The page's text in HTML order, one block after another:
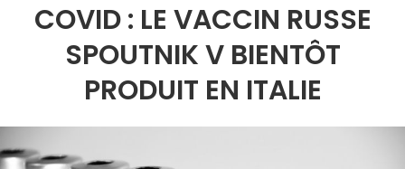
COVID : LE VACCIN RUSSE
SPOUTNIK V BIENTÔT
PRODUIT EN ITALIE